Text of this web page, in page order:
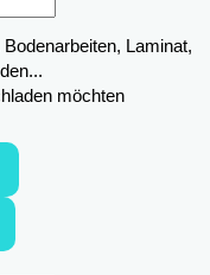
Laminat,
möchten